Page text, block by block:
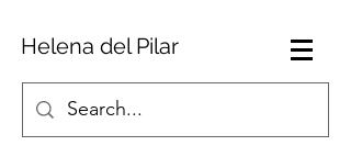
Helena del Pilar